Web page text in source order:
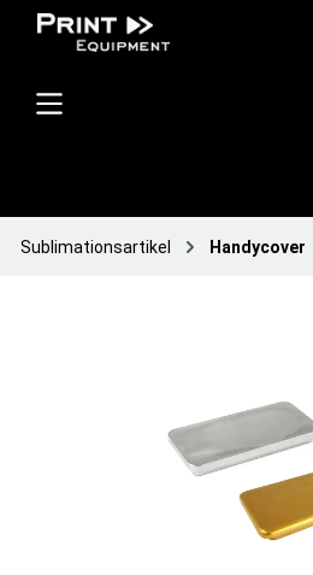
Sublimationsartikel Handycover